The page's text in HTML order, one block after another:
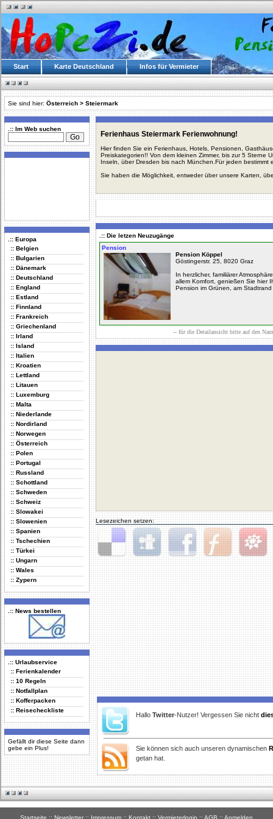
Start Karte Deutschland Infos für Vermieter
Sie sind hier: Österreich > Steiermark
.:: Im Web suchen
.:: Europa
:: Belgien
:: Bulgarien
:: Dänemark
:: Deutschland
:: England
:: Estland
:: Finnland
:: Frankreich
:: Griechenland
:: Irland
:: Island
:: Italien
:: Kroatien
:: Lettland
:: Litauen
:: Luxemburg
:: Malta
:: Niederlande
:: Nordirland
:: Norwegen
:: Österreich
:: Polen
:: Portugal
:: Russland
:: Schottland
:: Schweden
:: Schweiz
:: Slowakei
:: Slowenien
:: Spanien
:: Tschechien
:: Türkei
:: Ungarn
:: Wales
:: Zypern
.:: News bestellen
.:: Urlaubservice
:: Ferienkalender
:: 10 Regeln
:: Notfallplan
:: Kofferpacken
:: Reisecheckliste
Gefällt dir diese Seite dann
gebe ein Plus!
Ferienhaus Steiermark Ferienwohnung!
Hier finden Sie ein Ferienhaus, Hotels, Pensionen,
Preiskategorien!! Von dem kleinen Zimmer, bis zur 5 Sterne
Inseln, über Dresden bis nach München.Für jeden bestimmt
Sie haben die Möglichkeit, entweder über unsere Karten,
.:: Die letzen Neuzugänge
Pension
Pension Köppel
Göstingerstr. 25, 8020 Graz
In herzlicher, familiärer
allem Komfort, genießen Sie hier
Pension im Grünen, am
-- für die Detailansicht bitte auf den
Lesezeichen setzen:
Delicious Digg Facebook Furl StudiVZ
Hallo Twitter-Nutzer! Vergessen Sie nicht
Sie können sich auch unseren dynamischen
getan hat.
Startseite :: Newsletter :: Impressum :: Kontakt :: Vermieterlogin :: AGB :: Anmelden